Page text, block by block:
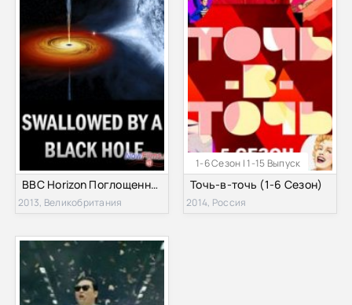
BBC Horizon Поглощенные черной дырой (2013)
2013, Великобритания
1-6 Сезон | 1-15 Выпуск
Точь-в-точь (1-6 Сезон)
2014, Россия